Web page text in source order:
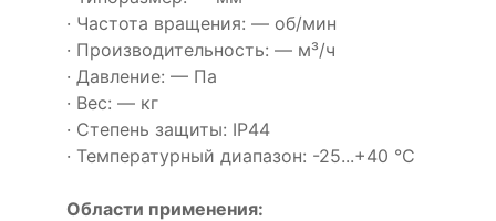
· Частота вращения: — об/мин
· Производительность: — м³/ч
· Давление: — Па
· Вес: — кг
· Степень защиты: IP44
· Температурный диапазон: -25...+40 °C
Области применения: